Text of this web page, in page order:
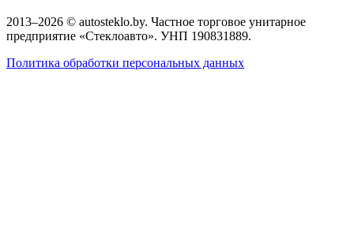
2013–2026 © autosteklo.by. Частное торговое унитарное
предприятие «Стеклоавто». УНП 190831889.
Политика обработки персональных данных